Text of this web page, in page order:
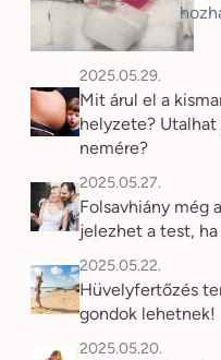
2025.05.29.
Mit árul el a
helyzete? Utalhat
nemére?
2025.05.27.
Folsavhiány még
jelezhet a test,
2025.05.22.
Hüvelyfertőzés
gondok lehetnek!
2025.05.20.